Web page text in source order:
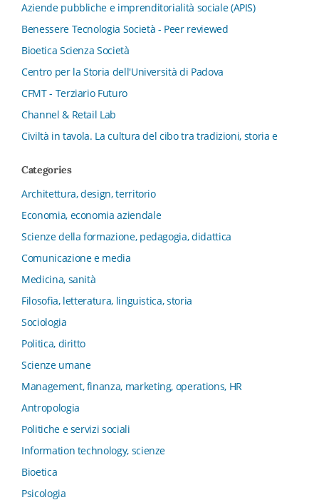
Aziende pubbliche e imprenditorialità sociale (APIS)
Benessere Tecnologia Società - Peer reviewed
Bioetica Scienza Società
Centro per la Storia dell'Università di Padova
CFMT - Terziario Futuro
Channel & Retail Lab
Civiltà in tavola. La cultura del cibo tra tradizioni, storia e
Collana del Dipartimento di Scienze Aziendali, Management
dell’Economia Università di Bologna
Collana di Clinica della formazione
Collana di Ragioneria ed Economia Aziendale - SIDREA
Collana di Storia delle istituzioni educative e della
Letteratura per l’Infanzia
Collana di Studi e Ricerche Aziendali
Collana ISMU
Collana Tendenze Salute e Sanità ETS
Computational Social Science
Comunicazione, Istituzioni, Mutamento Sociale
Condivisione del sapere nel servizio sociale
Conoscenza, formazione, tecnologie
Connessioni nei contesti di apprendimento
Categories
Architettura, design, territorio
Economia, economia aziendale
Scienze della formazione, pedagogia, didattica
Comunicazione e media
Medicina, sanità
Filosofia, letteratura, linguistica, storia
Sociologia
Politica, diritto
Scienze umane
Management, finanza, marketing, operations, HR
Antropologia
Politiche e servizi sociali
Information technology, scienze
Bioetica
Psicologia